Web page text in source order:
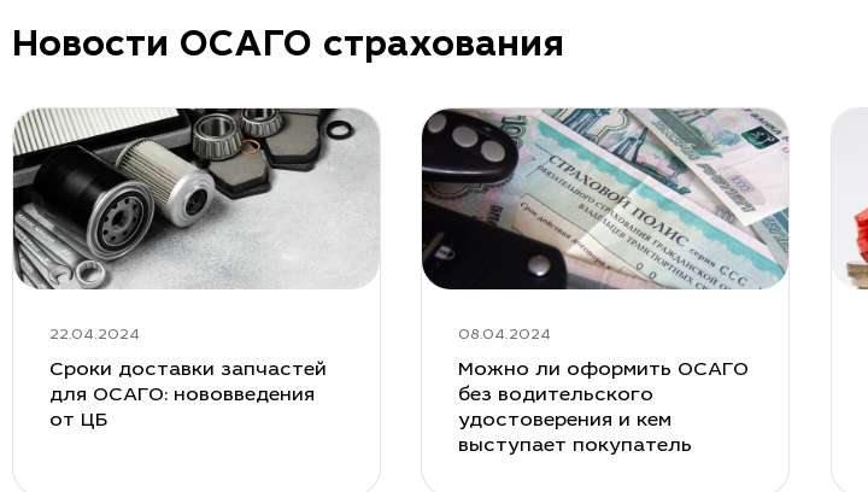
Новости ОСАГО страхования
22.04.2024
Сроки доставки запчастей
для ОСАГО: нововведения
от ЦБ
08.04.2024
Можно ли оформить ОСАГО
без водительского
удостоверения и кем
выступает покупатель